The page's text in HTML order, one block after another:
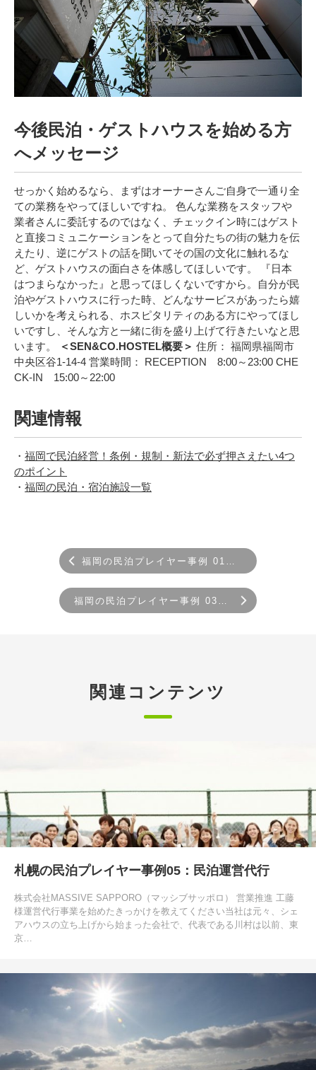
今後民泊・ゲストハウスを始める方
へメッセージ
せっかく始めるなら、まずはオーナーさんご自身で一通り全
ての業務をやってほしいですね。 色んな業務をスタッフや
業者さんに委託するのではなく、チェックイン時にはゲスト
と直接コミュニケーションをとって自分たちの街の魅力を伝
えたり、逆にゲストの話を聞いてその国の文化に触れるな
ど、ゲストハウスの面白さを体感してほしいです。 『日本
はつまらなかった』と思ってほしくないですから。自分が民
泊やゲストハウスに行った時、どんなサービスがあったら嬉
しいかを考えられる、ホスピタリティのある方にやってほし
いですし、そんな方と一緒に街を盛り上げて行きたいなと思
います。
＜SEN&CO.HOSTEL概要＞ 住所： 福岡県福岡市
中央区谷1-14-4 営業時間： RECEPTION 8:00～23:00 CHE
CK-IN 15:00～22:00
関連情報
福岡で民泊経営！条例・規制・新法で必ず押さえたい4つ
のポイント
福岡の民泊・宿泊施設一覧
福岡の民泊プレイヤー事例 01：民泊清掃代行事業
福岡の民泊プレイヤー事例 03：民泊ゲストハウス
関連コンテンツ
札幌の民泊プレイヤー事例05：民泊運営代行
株式会社MASSIVE SAPPORO（マッシブサッポロ） 営業推進 工藤
様運営代行事業を始めたきっかけを教えてください当社は元々、シェ
アハウスの立ち上げから始まった会社で、代表である川村は以前、東
京…